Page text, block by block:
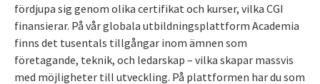
fördjupa sig genom olika certifikat och kurser, vilka CGI
finansierar. På vår globala utbildningsplattform Academia
finns det tusentals tillgångar inom ämnen som
företagande, teknik, och ledarskap – vilka skapar massvis
med möjligheter till utveckling. På plattformen har du som